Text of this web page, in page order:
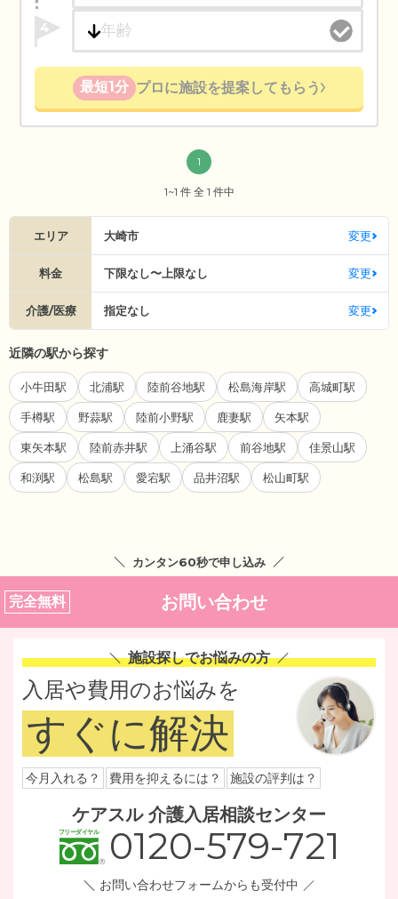
4
最短1分 プロに施設を提案してもらう
1
1~1 件 全 1 件中
エリア 大崎市 変更
料金 下限なし〜上限なし 変更
介護/医療 指定なし 変更
近隣の駅から探す
小牛田駅 北浦駅 陸前谷地駅 松島海岸駅 高城町駅
手樽駅 野蒜駅 陸前小野駅 鹿妻駅 矢本駅
東矢本駅 陸前赤井駅 上涌谷駅 前谷地駅 佳景山駅
和渕駅 松島駅 愛宕駅 品井沼駅 松山町駅
カンタン60秒で申し込み
完全無料 お問い合わせ
施設探しでお悩みの方
入居や費用のお悩みを
すぐに解決
今月入れる？ 費用を抑えるには？ 施設の評判は？
ケアスル 介護入居相談センター
0120-579-721
お問い合わせフォームからも受付中